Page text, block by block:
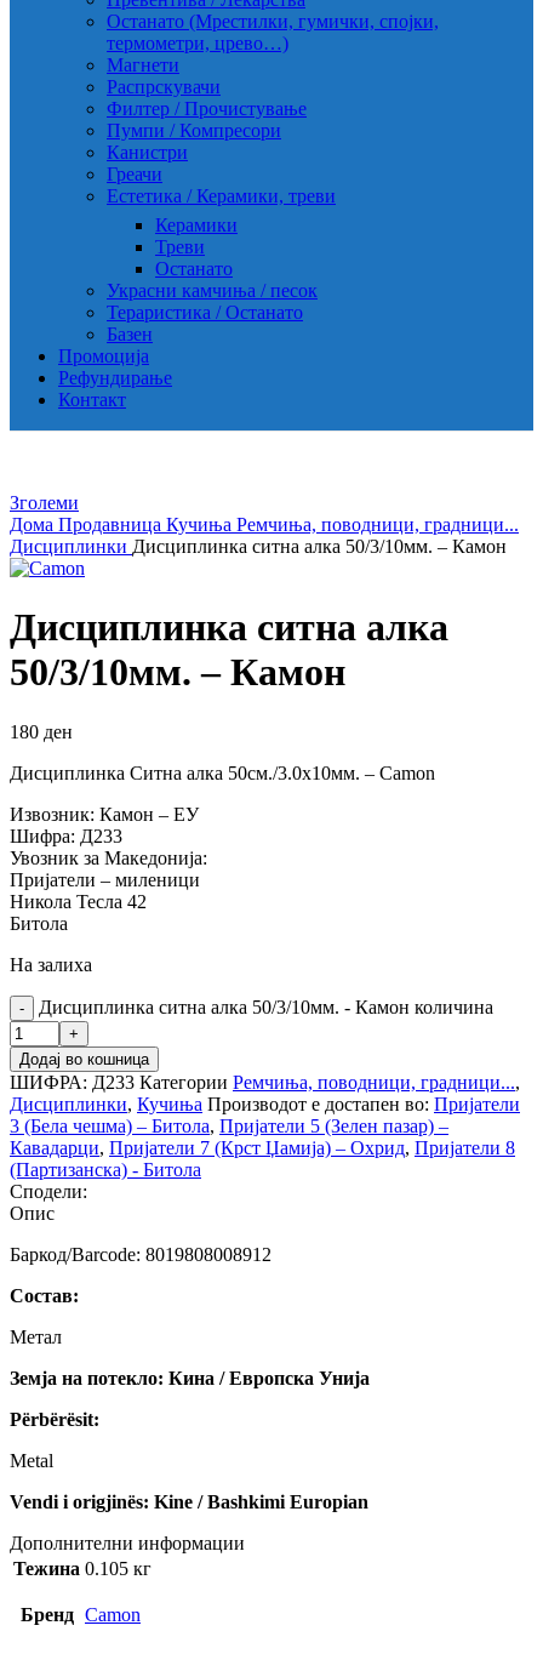
Останато (Мрестилки, гумички, спојки,
термометри, црево…)
Магнети
Распрскувачи
Филтер / Прочистување
Пумпи / Компресори
Канистри
Греачи
Естетика / Керамики, треви
Керамики
Треви
Останато
Украсни камчиња / песок
Тераристика / Останато
Базен
Промоција
Рефундирање
Контакт
Зголеми
Дома Продавница Кучиња Ремчиња, поводници, градници...
Дисциплинки Дисциплинка ситна алка 50/3/10мм. – Камон
Дисциплинка ситна алка
50/3/10мм. – Камон
180 ден
Дисциплинка Ситна алка 50см./3.0х10мм. – Camon
Извозник: Камон – ЕУ
Шифра: Д233
Увозник за Македонија:
Пријатели – миленици
Никола Тесла 42
Битола
На залиха
Дисциплинка ситна алка 50/3/10мм. - Камон количина
Додај во кошница
ШИФРА: Д233 Категории Ремчиња, поводници, градници...,
Дисциплинки, Кучиња Производот е достапен во: Пријатели
3 (Бела чешма) – Битола, Пријатели 5 (Зелен пазар) –
Кавадарци, Пријатели 7 (Крст Џамија) – Охрид, Пријатели 8
(Партизанска) - Битола
Сподели:
Опис
Баркод/Barcode: 8019808008912
Состав:
Метал
Земја на потекло: Кина / Европска Унија
Përbërësit:
Metal
Vendi i origjinës: Kine / Bashkimi Europian
Дополнителни информации
Тежина 0.105 кг
Бренд Camon